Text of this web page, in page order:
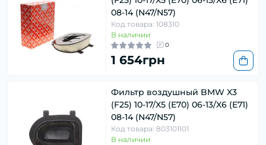
08-14 (N47/N57)
Код товара: 108310
В наличии
0
1 654грн
Фильтр воздушный BMW X3
(F25) 10-17/X5 (E70) 06-13/X6 (E71)
08-14 (N47/N57)
Код товара: 803101101
В наличии